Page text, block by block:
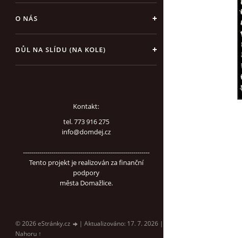
O NÁS
DŮL NA SLÍDU (NA KOLE)
Kontakt:
tel. 773 916 275
info@domdej.cz
--------------------------------------------------------------
Tento projekt je realizován za finanční
podpory
města Domažlice.
© 2026 eStránky.cz | Aktualizováno: 17. 7. 2026 |
Nahoru ↑